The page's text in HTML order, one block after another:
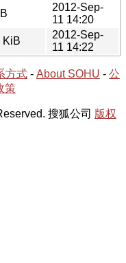
2012-Sep-
11 14:20
KiB
2012-Sep-
11 14:22
方式 - About SOHU - 公
策
搜狐公司 版权